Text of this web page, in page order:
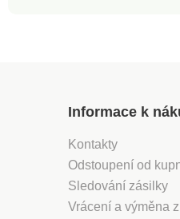
Informace k
Kontakty
Odstoupení od
Sledování zásilky
Vrácení a výměna